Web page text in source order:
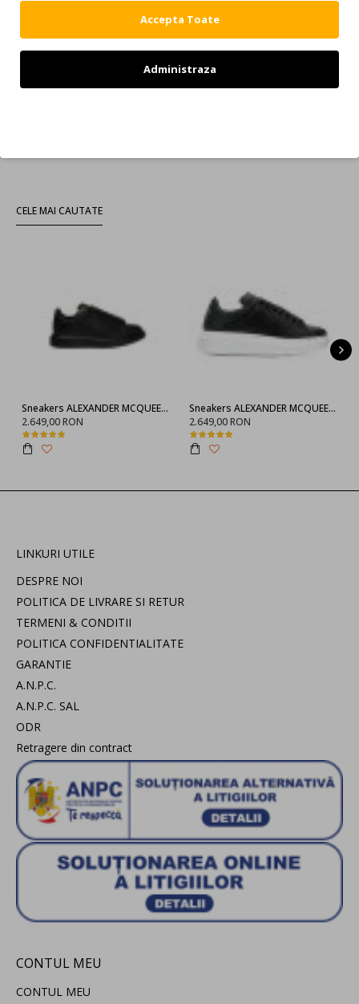
piesa importanta pentru o doamna dar si pentru un domn in
aceeasi masura. Blugii Dsquared2 sunt creati pe diferite croieli
care sa se potriveasca oricarei conformatii. Printre cele mai
cautate croieli de la Dsquared amintim: Skater, Cool Guy,
Skinny Jeans pentru barbati.Puteti sa alegeti dintr-o gama
variata de produse Dsquared2, comandand de pe
CELE MAI CAUTATE
Sneakers ALEXANDER MCQUEEN, Negru full
2.649,00 RON
Sneakers ALEXANDER MCQUEEN, 553770WHGP01000
2.649,00 RON
LINKURI UTILE
DESPRE NOI
POLITICA DE LIVRARE SI RETUR
TERMENI & CONDITII
POLITICA CONFIDENTIALITATE
GARANTIE
A.N.P.C.
A.N.P.C. SAL
ODR
Retragere din contract
CONTUL MEU
CONTUL MEU
Accepta Toate
Administraza